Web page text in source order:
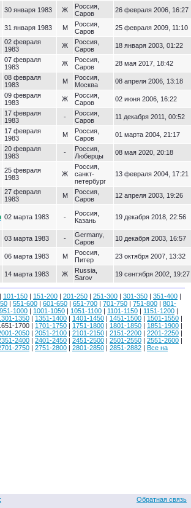
30 января 1983 Ж
Россия,
Саров
26 февраля 2006, 16:27
31 января 1983 М
Россия,
Саров
25 февраля 2009, 11:10
02 февраля
1983
Ж
Россия,
Саров
18 января 2003, 01:22
07 февраля
1983
Ж
Россия,
Саров
28 мая 2017, 18:42
08 февраля
1983
М
Россия,
Москва
08 апреля 2006, 13:18
09 февраля
1983
Ж
Россия,
Саров
02 июня 2006, 16:22
17 февраля
1983
-
Россия,
Саров
11 декабря 2011, 00:52
17 февраля
1983
М
Россия,
Саров
01 марта 2004, 21:17
20 февраля
1983
-
Россия,
Люберцы
08 мая 2020, 20:18
25 февраля
1983
Ж
Россия,
санкт-
петербург
13 февраля 2004, 17:21
27 февраля
1983
М
Россия,
Саров
12 апреля 2003, 19:26
02 марта 1983 -
Россия,
Казань
19 декабря 2018, 22:56
03 марта 1983 -
Germany,
Саров
10 декабря 2003, 16:57
06 марта 1983 М
Россия,
Питер
23 октября 2007, 13:32
14 марта 1983 Ж
Russia,
Sarov
19 сентября 2002, 19:27
| 101-150 | 151-200 | 201-250 | 251-300 | 301-350 | 351-400 |
| 551-600 | 601-650 | 651-700 | 701-750 | 751-800 | 801-
951-1000 | 1001-1050 | 1051-1100 | 1101-1150 | 1151-1200 |
1350 | 1351-1400 | 1401-1450 | 1451-1500 | 1501-1550 |
1700 | 1701-1750 | 1751-1800 | 1801-1850 | 1851-1900 |
2050 | 2051-2100 | 2101-2150 | 2151-2200 | 2201-2250 |
2400 | 2401-2450 | 2451-2500 | 2501-2550 | 2551-2600 |
2750 | 2751-2800 | 2801-2850 | 2851-2882 | Все на
Обратная связь